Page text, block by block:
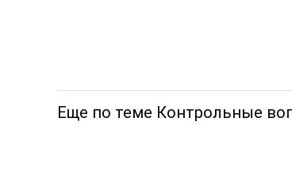
Еще по теме Контрольные